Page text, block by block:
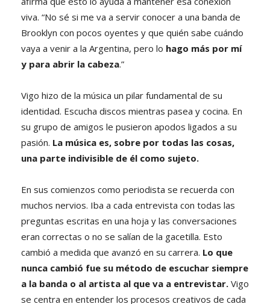
viva. “No sé si me va a servir conocer a una banda de
Brooklyn con pocos oyentes y que quién sabe cuándo
vaya a venir a la Argentina, pero lo hago más por mí
y para abrir la cabeza.”
Vigo hizo de la música un pilar fundamental de su
identidad. Escucha discos mientras pasea y cocina. En
su grupo de amigos le pusieron apodos ligados a su
pasión. La música es, sobre por todas las cosas,
una parte indivisible de él como sujeto.
En sus comienzos como periodista se recuerda con
muchos nervios. Iba a cada entrevista con todas las
preguntas escritas en una hoja y las conversaciones
eran correctas o no se salían de la gacetilla. Esto
cambió a medida que avanzó en su carrera. Lo que
nunca cambió fue su método de escuchar siempre
a la banda o al artista al que va a entrevistar. Vigo
se centra en entender los procesos creativos de cada